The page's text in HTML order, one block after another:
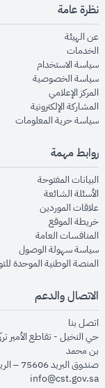
نظرة عامة
عن الهيئةin new window
الخدماتin new window
سياسة الاستخدام
سياسة الخصوصية
المركز الإعلاميwindow
المشاركة الإلكترونية
سياسة حرية المعلومات
روابط مهمة
البيانات المفتوحةwindow
الأسئلة الشائعةwindow
علاقات الموردينwindow
خريطة الموقعwindow
المنافسات العامةwindow
سياسة سهولة الوصول
المنصة الوطنية الموحدة
الاتصال والدعم
اتصل بنا
حي النخيل - تقاطع الأمير
بن محمد
صندوق البريد 75606 – الرياض 11588
info@cst.gov.sa